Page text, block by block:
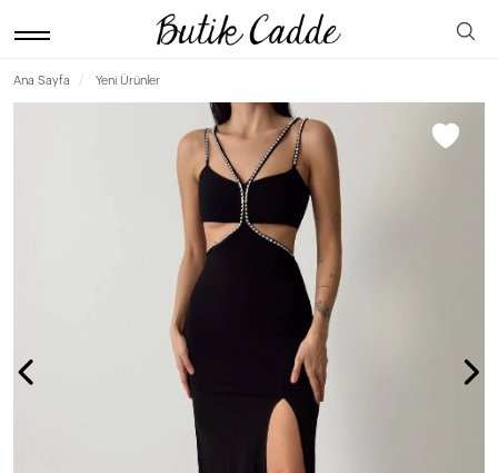
Ana Sayfa Yeni Ürünler